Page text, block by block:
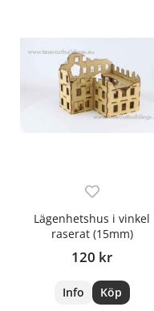
Lägenhetshus i vinkel
raserat (15mm)
120 kr
Info Köp